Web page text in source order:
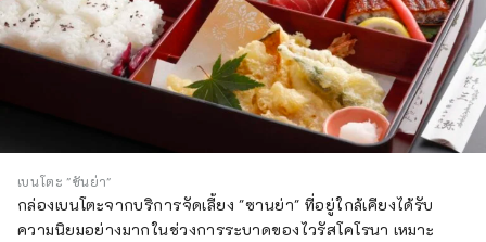
เบนโตะ "ซันย่า"
กล่องเบนโตะจากบริการจัดเลี้ยง "ซานย่า" ที่อยู่ใกล้เคียงได้รับ
ความนิยมอย่างมากในช่วงการระบาดของไวรัสโคโรนา เหมาะ